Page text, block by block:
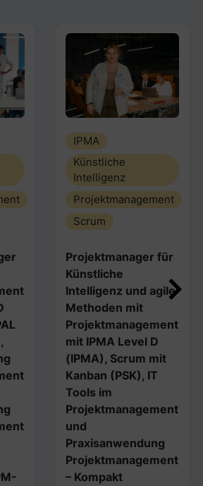
IPMA
Künstliche
Intelligenz
Projektmanagement
Scrum
Projektmanager für
Künstliche
Intelligenz und agile
Methoden mit
Projektmanagement
mit IPMA Level D
(IPMA), Scrum mit
Kanban (PSK), IT
Tools im
Projektmanagement
und
Praxisanwendung
Projektmanagement
– Kompakt